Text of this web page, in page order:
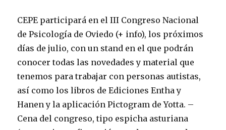
CEPE participará en el III Congreso Nacional
de Psicología de Oviedo (+ info), los próximos
días de julio, con un stand en el que podrán
conocer todas las novedades y material que
tenemos para trabajar con personas autistas,
así como los libros de Ediciones Entha y
Hanen y la aplicación Pictogram de Yotta. –
Cena del congreso, tipo espicha asturiana